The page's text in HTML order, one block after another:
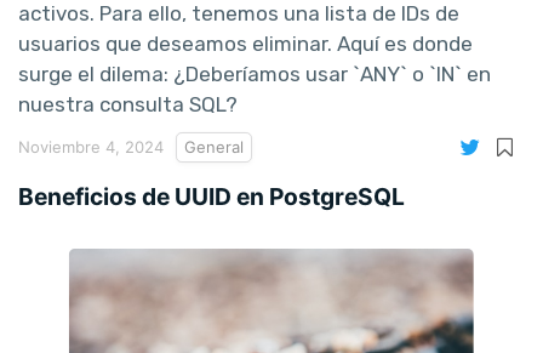
activos. Para ello, tenemos una lista de IDs de
usuarios que deseamos eliminar. Aquí es donde
surge el dilema: ¿Deberíamos usar `ANY` o `IN` en
nuestra consulta SQL?
Noviembre 4, 2024 General
Beneficios de UUID en PostgreSQL